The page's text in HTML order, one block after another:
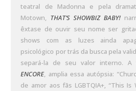
teatral de Madonna e pela
Motown, THAT’S SHOWBIZ BABY!
êxtase de ouvir seu nome ser
shows com as luzes ainda
psicológico por trás da busca pela
separá-la de seu valor interno. A
ENCORE, amplia essa autópsia:
de amor aos fãs LGBTQIA+, “This Is